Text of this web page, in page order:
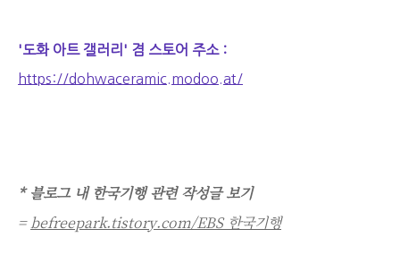
'도화 아트 갤러리' 겸 스토어 주소 :
https://dohwaceramic.modoo.at/
* 블로그 내 한국기행 관련 작성글 보기
=befreepark.tistory.com/EBS 한국기행